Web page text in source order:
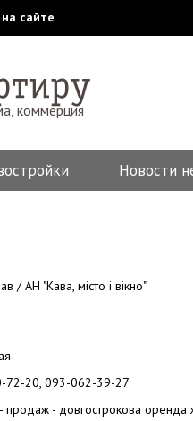
сайте
коммерция
Новости
/ АН "Кава, місто і вікно"
72-20, 093-062-39-27
продаж - довгострокова оренда